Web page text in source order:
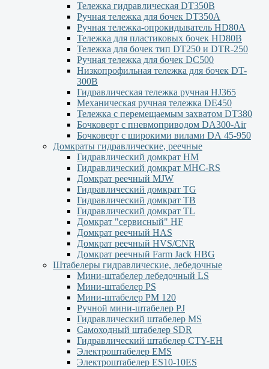
Тележка гидравлическая DT350B
Ручная тележка для бочек DT350A
Ручная тележка-опрокидыватель HD80A
Тележка для пластиковых бочек HD80B
Тележка для бочек тип DT250 и DTR-250
Ручная тележка для бочек DC500
Низкопрофильная тележка для бочек DT-
300В
Гидравлическая тележка ручная HJ365
Механическая ручная тележка DE450
Тележка с перемещаемым захватом DT380
Бочковерт с пневмоприводом DA300-Air
Бочковерт с широкими вилами DА 45-950
Домкраты гидравлические, реечные
Гидравлический домкрат НМ
Гидравлический домкрат MHC-RS
Домкрат реечный MJW
Гидравлический домкрат TG
Гидравлический домкрат ТВ
Гидравлический домкрат TL
Домкрат "сервисный" НF
Домкрат реечный HAS
Домкрат реечный HVS/CNR
Домкрат реечный Farm Jack HBG
Штабелеры гидравлические, лебедочные
Мини-штабелер лебедочный LS
Мини-штабелер PS
Мини-штабелер РМ 120
Ручной мини-штабелер PJ
Гидравлический штабелер MS
Самоходный штабелер SDR
Гидравлический штабелер CTY-EH
Электроштабелер EMS
Электроштабелер ES10-10ES